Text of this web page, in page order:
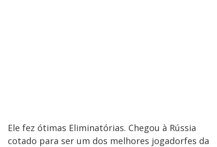
Ele fez ótimas Eliminatórias. Chegou à Rússia
cotado para ser um dos melhores jogadorfes da